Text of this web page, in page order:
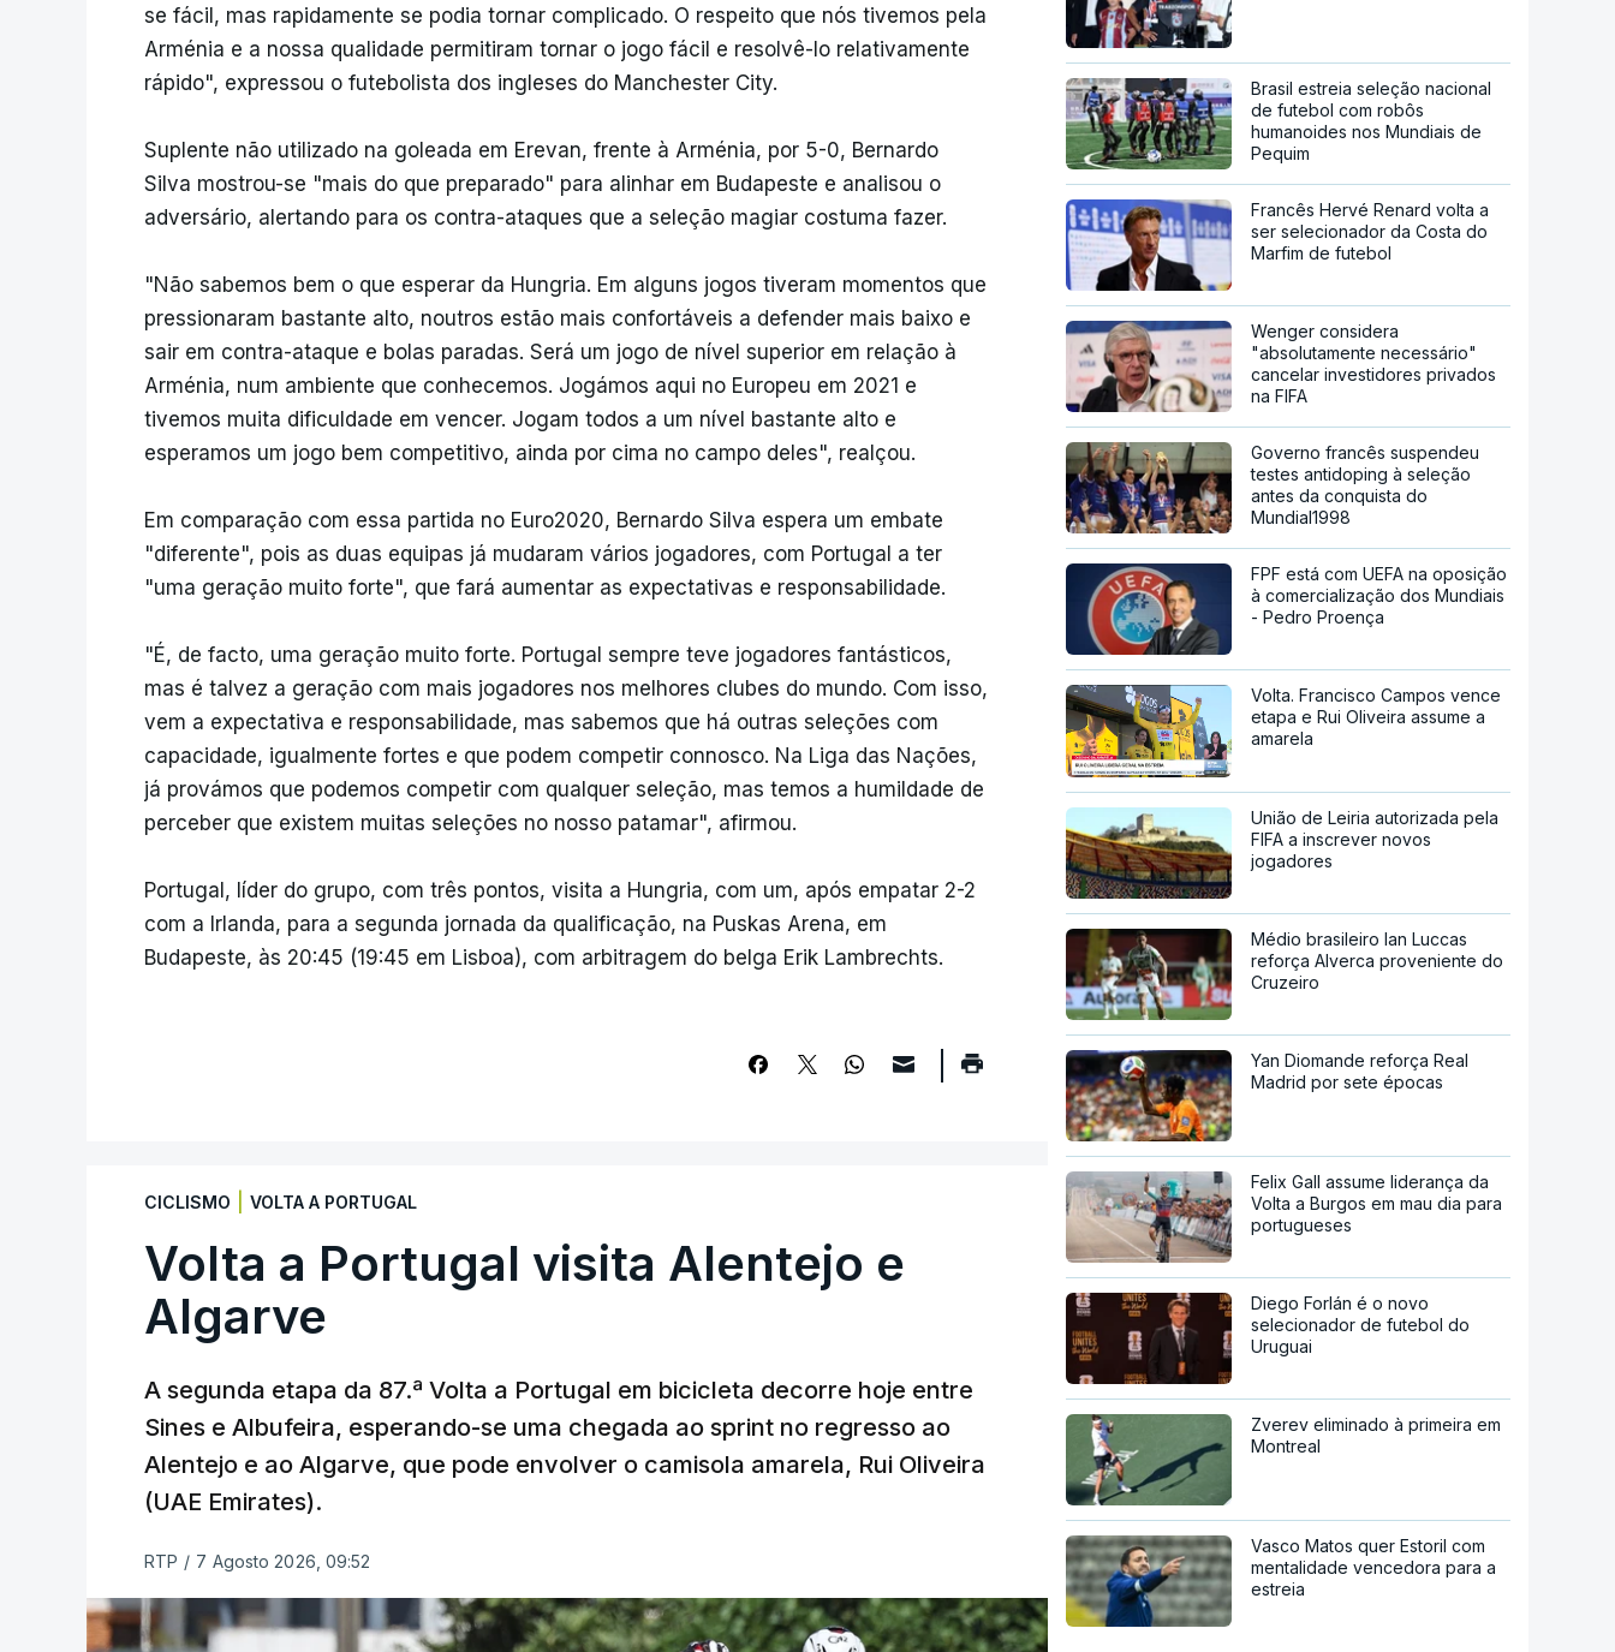
se fácil, mas rapidamente se podia tornar complicado. O respeito que nós tivemos pela
Arménia e a nossa qualidade permitiram tornar o jogo fácil e resolvê-lo relativamente
rápido", expressou o futebolista dos ingleses do Manchester City.
Suplente não utilizado na goleada em Erevan, frente à Arménia, por 5-0, Bernardo
Silva mostrou-se "mais do que preparado" para alinhar em Budapeste e analisou o
adversário, alertando para os contra-ataques que a seleção magiar costuma fazer.
"Não sabemos bem o que esperar da Hungria. Em alguns jogos tiveram momentos que
pressionaram bastante alto, noutros estão mais confortáveis a defender mais baixo e
sair em contra-ataque e bolas paradas. Será um jogo de nível superior em relação à
Arménia, num ambiente que conhecemos. Jogámos aqui no Europeu em 2021 e
tivemos muita dificuldade em vencer. Jogam todos a um nível bastante alto e
esperamos um jogo bem competitivo, ainda por cima no campo deles", realçou.
Em comparação com essa partida no Euro2020, Bernardo Silva espera um embate
"diferente", pois as duas equipas já mudaram vários jogadores, com Portugal a ter
"uma geração muito forte", que fará aumentar as expectativas e responsabilidade.
"É, de facto, uma geração muito forte. Portugal sempre teve jogadores fantásticos,
mas é talvez a geração com mais jogadores nos melhores clubes do mundo. Com isso,
vem a expectativa e responsabilidade, mas sabemos que há outras seleções com
capacidade, igualmente fortes e que podem competir connosco. Na Liga das Nações,
já provámos que podemos competir com qualquer seleção, mas temos a humildade de
perceber que existem muitas seleções no nosso patamar", afirmou.
Portugal, líder do grupo, com três pontos, visita a Hungria, com um, após empatar 2-2
com a Irlanda, para a segunda jornada da qualificação, na Puskas Arena, em
Budapeste, às 20:45 (19:45 em Lisboa), com arbitragem do belga Erik Lambrechts.
CICLISMO VOLTA A PORTUGAL
Volta a Portugal visita Alentejo e
Algarve
A segunda etapa da 87.ª Volta a Portugal em bicicleta decorre hoje entre
Sines e Albufeira, esperando-se uma chegada ao sprint no regresso ao
Alentejo e ao Algarve, que pode envolver o camisola amarela, Rui Oliveira
(UAE Emirates).
RTP / 7 Agosto 2026, 09:52
Brasil estreia seleção nacional
de futebol com robôs
humanoides nos Mundiais de
Pequim
Francês Hervé Renard volta a
ser selecionador da Costa do
Marfim de futebol
Wenger considera
"absolutamente necessário"
cancelar investidores privados
na FIFA
Governo francês suspendeu
testes antidoping à seleção
antes da conquista do
Mundial1998
FPF está com UEFA na oposição
à comercialização dos Mundiais
- Pedro Proença
Volta. Francisco Campos vence
etapa e Rui Oliveira assume a
amarela
União de Leiria autorizada pela
FIFA a inscrever novos
jogadores
Médio brasileiro Ian Luccas
reforça Alverca proveniente do
Cruzeiro
Yan Diomande reforça Real
Madrid por sete épocas
Felix Gall assume liderança da
Volta a Burgos em mau dia para
portugueses
Diego Forlán é o novo
selecionador de futebol do
Uruguai
Zverev eliminado à primeira em
Montreal
Vasco Matos quer Estoril com
mentalidade vencedora para a
estreia